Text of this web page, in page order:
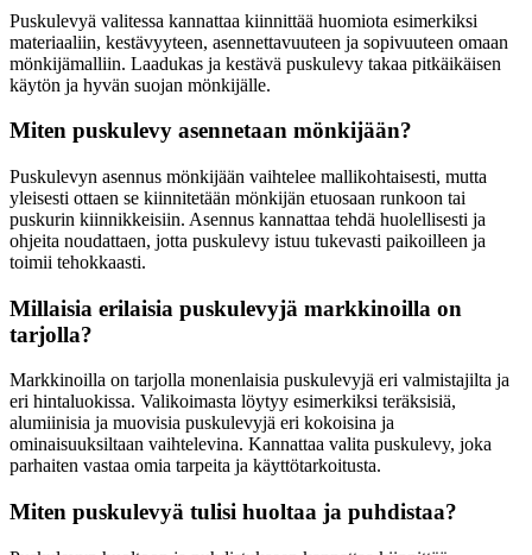
Puskulevyä valitessa kannattaa kiinnittää huomiota esimerkiksi
materiaaliin, kestävyyteen, asennettavuuteen ja sopivuuteen omaan
mönkijämalliin. Laadukas ja kestävä puskulevy takaa pitkäikäisen
käytön ja hyvän suojan mönkijälle.
Miten puskulevy asennetaan mönkijään?
Puskulevyn asennus mönkijään vaihtelee mallikohtaisesti, mutta
yleisesti ottaen se kiinnitetään mönkijän etuosaan runkoon tai
puskurin kiinnikkeisiin. Asennus kannattaa tehdä huolellisesti ja
ohjeita noudattaen, jotta puskulevy istuu tukevasti paikoilleen ja
toimii tehokkaasti.
Millaisia erilaisia puskulevyjä markkinoilla on
tarjolla?
Markkinoilla on tarjolla monenlaisia puskulevyjä eri valmistajilta ja
eri hintaluokissa. Valikoimasta löytyy esimerkiksi teräksisiä,
alumiinisia ja muovisia puskulevyjä eri kokoisina ja
ominaisuuksiltaan vaihtelevina. Kannattaa valita puskulevy, joka
parhaiten vastaa omia tarpeita ja käyttötarkoitusta.
Miten puskulevyä tulisi huoltaa ja puhdistaa?